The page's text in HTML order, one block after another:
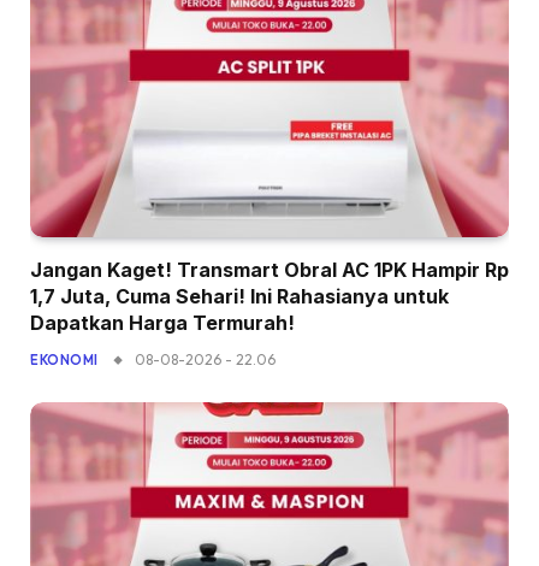
Jangan Kaget! Transmart Obral AC 1PK Hampir Rp
1,7 Juta, Cuma Sehari! Ini Rahasianya untuk
Dapatkan Harga Termurah!
EKONOMI 08-08-2026 - 22.06